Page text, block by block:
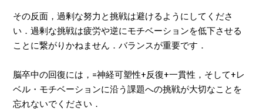
その反面，過剰な努力と挑戦は避けるようにしてくださ
い．過剰な挑戦は疲労や逆にモチベーションを低下させる
ことに繋がりかねません．バランスが重要です．
脳卒中の回復には，=神経可塑性+反復+一貫性，そして+レ
ベル・モチベーションに沿う課題への挑戦が大切なことを
忘れないでください．